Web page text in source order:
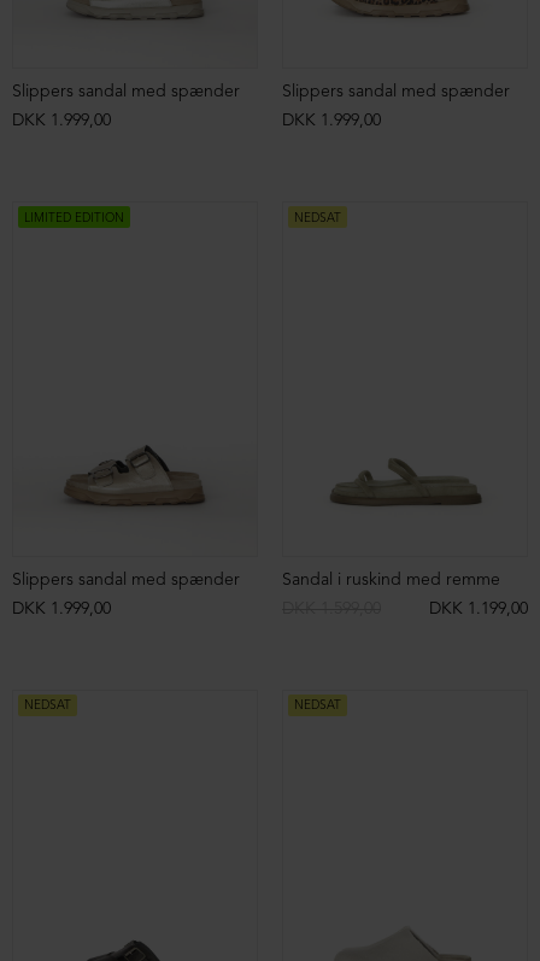
Slippers sandal med spænder
DKK 1.999,00
Slippers sandal med spænder
DKK 1.999,00
LIMITED EDITION
Slippers sandal med spænder
DKK 1.999,00
NEDSAT
Sandal i ruskind med remme
DKK 1.199,00
NEDSAT NEDSAT